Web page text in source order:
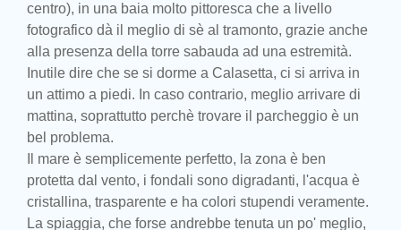
centro), in una baia molto pittoresca che a livello
fotografico dà il meglio di sè al tramonto, grazie anche
alla presenza della torre sabauda ad una estremità.
Inutile dire che se si dorme a Calasetta, ci si arriva in
un attimo a piedi. In caso contrario, meglio arrivare di
mattina, soprattutto perchè trovare il parcheggio è un
bel problema.
Il mare è semplicemente perfetto, la zona è ben
protetta dal vento, i fondali sono digradanti, l'acqua è
cristallina, trasparente e ha colori stupendi veramente.
La spiaggia, che forse andrebbe tenuta un po' meglio,